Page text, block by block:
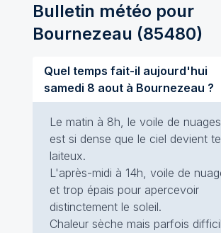
Bulletin météo pour
Bournezeau (85480)
Quel temps fait-il aujourd'hui
samedi 8 aout à Bournezeau ?
Le matin à 8h, le voile de
est si dense que le ciel devient
laiteux.
L'après-midi à 14h, voile de
et trop épais pour apercevoir
distinctement le soleil.
Chaleur sèche mais parfois